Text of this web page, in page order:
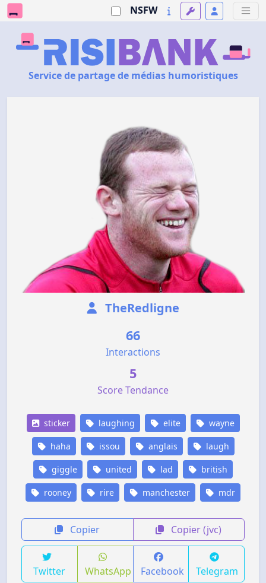
NSFW
Service de partage de médias humoristiques
TheRedligne
66
Interactions
5
Score Tendance
sticker laughing elite wayne
haha issou anglais laugh
giggle united lad british
rooney rire manchester mdr
Copier Copier (jvc)
Twitter WhatsApp Facebook Telegram